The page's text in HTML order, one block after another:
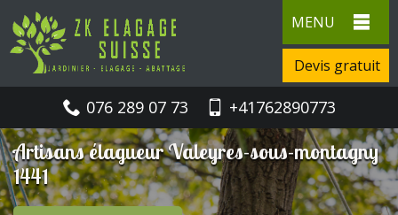
MENU
Devis gratuit
076 289 07 73 +41762890773
Artisans élagueur Valeyres-sous-montagny
1441